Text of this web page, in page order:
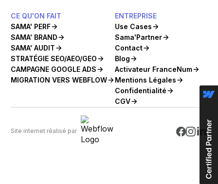
CE QU'ON FAIT
SAMA' PERF
SAMA' BRAND
SAMA' AUDIT
STRATÉGIE SEO/AEO/GEO
CAMPAGNE GOOGLE ADS
MIGRATION VERS WEBFLOW
ENTREPRISE
Use Cases
Sama'Partner
Contact
Blog
Activateur FranceNum
Mentions Légales
Confidentialité
CGV
Site internet réalisé par